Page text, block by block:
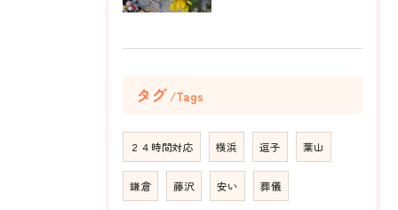
タグ Tags
２４時間対応 横浜 逗子 葉山
鎌倉 藤沢 安い 葬儀